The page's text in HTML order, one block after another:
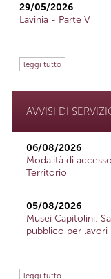
29/05/2026
Lavinia - Parte V
leggi tutto
AVVISI DI
06/08/2026
Modalità di
Territorio
05/08/2026
Musei Capitolini:
pubblico per lavori
leggi tutto